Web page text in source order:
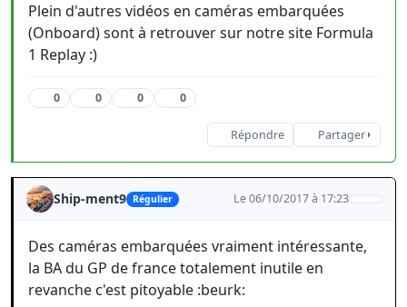
Plein d'autres vidéos en caméras embarquées
(Onboard) sont à retrouver sur notre site Formula
1 Replay :)
0 0 0 0
Répondre Partager
Ship-ment9 Régulier Le 06/10/2017 à 17:23
Des caméras embarquées vraiment intéressante,
la BA du GP de france totalement inutile en
revanche c'est pitoyable :beurk: